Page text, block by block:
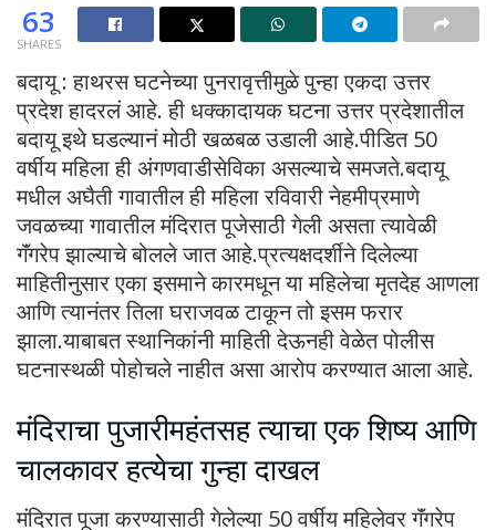
63
SHARES
बदायू : हाथरस घटनेच्या पुनरावृत्तीमुळे पुन्हा एकदा उत्तर
प्रदेश हादरलं आहे. ही धक्कादायक घटना उत्तर प्रदेशातील
बदायू इथे घडल्यानं मोठी खळबळ उडाली आहे.पीडित 50
वर्षीय महिला ही अंगणवाडीसेविका असल्याचे समजते.बदायू
मधील अघैती गावातील ही महिला रविवारी नेहमीप्रमाणे
जवळच्या गावातील मंदिरात पूजेसाठी गेली असता त्यावेळी
गॅंगरेप झाल्याचे बोलले जात आहे.प्रत्यक्षदर्शीने दिलेल्या
माहितीनुसार एका इसमाने कारमधून या महिलेचा मृतदेह आणला
आणि त्यानंतर तिला घराजवळ टाकून तो इसम फरार
झाला.याबाबत स्थानिकांनी माहिती देऊनही वेळेत पोलीस
घटनास्थळी पोहोचले नाहीत असा आरोप करण्यात आला आहे.
मंदिराचा पुजारीमहंतसह त्याचा एक शिष्य आणि
चालकावर हत्येचा गुन्हा दाखल
मंदिरात पूजा करण्यासाठी गेलेल्या 50 वर्षीय महिलेवर गॅंगरेप